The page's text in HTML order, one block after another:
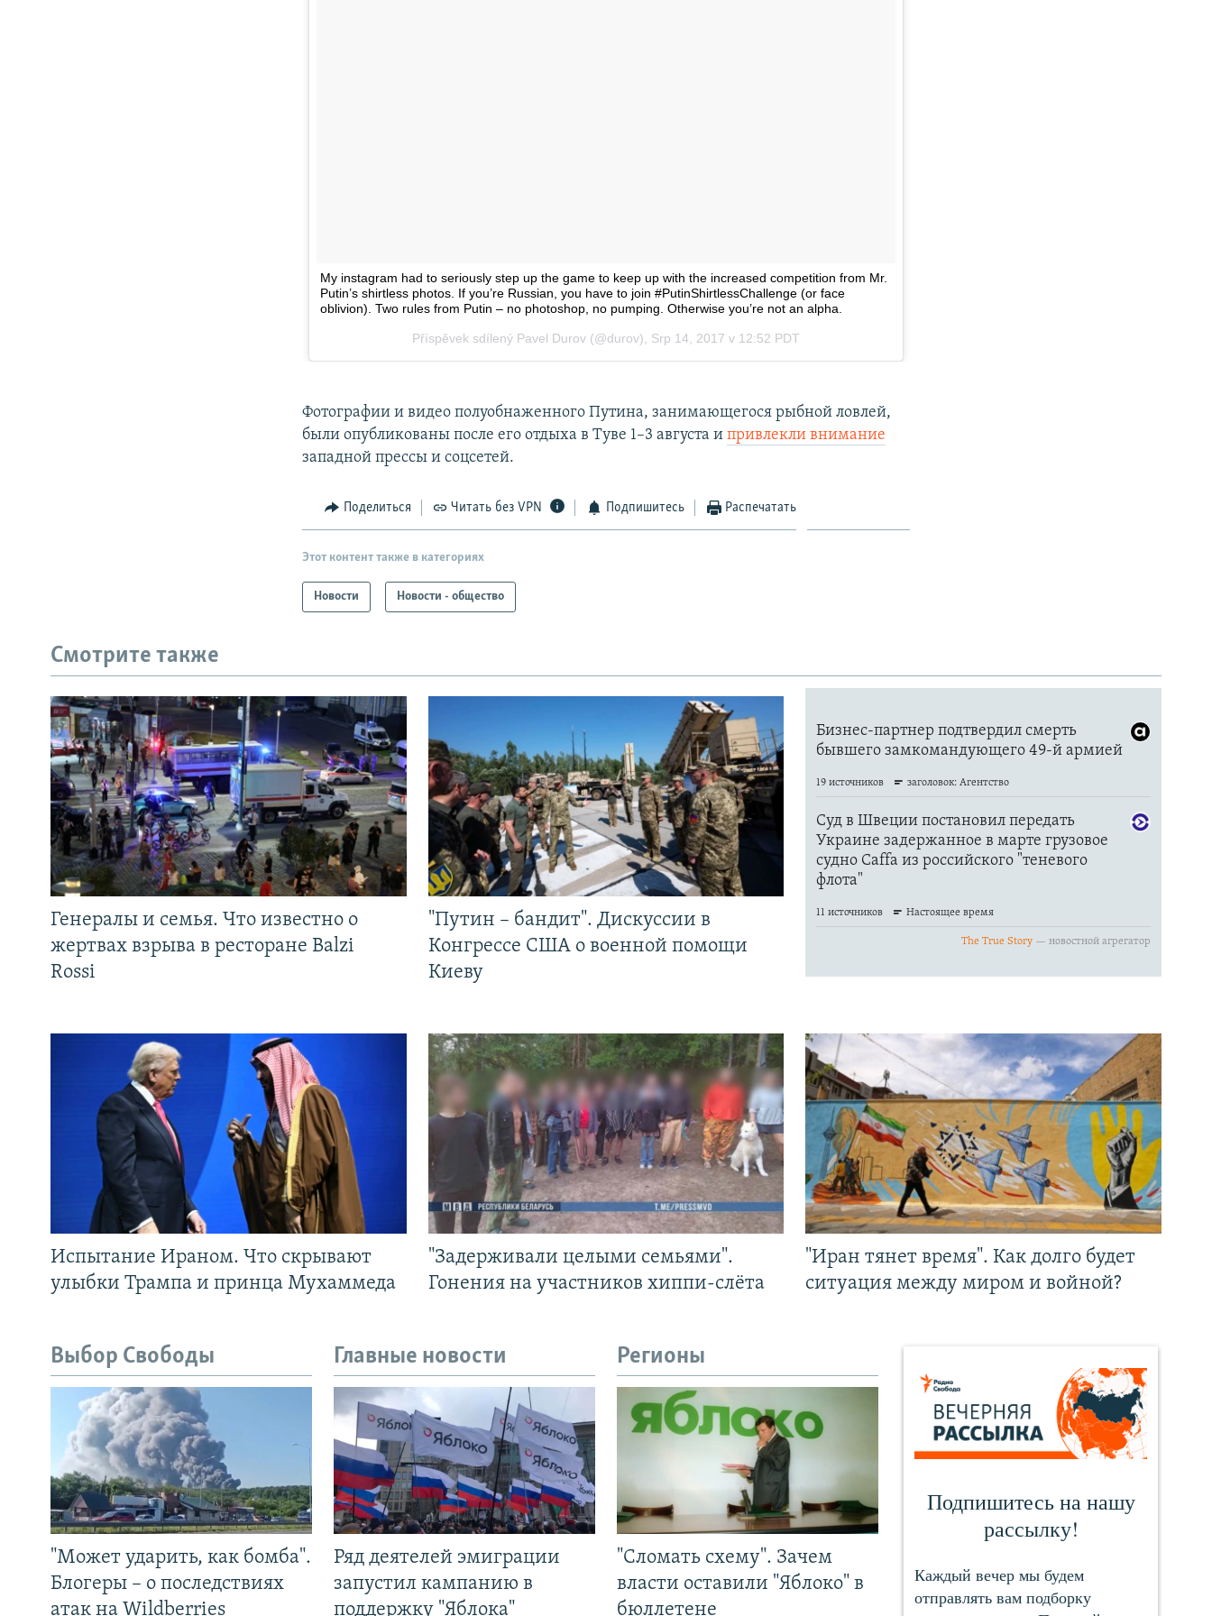
Фотографии и видео полуобнаженного Путина, занимающегося рыбной ловлей,
были опубликованы после его отдыха в Туве 1–3 августа ипривлекли внимание
западной прессы и соцсетей.
Поделиться Читать без VPN Подпишитесь Распечатать
Этот контент также в категориях
Новости Новости - общество
Смотрите также
Генералы и семья. Что известно о
жертвах взрыва в ресторане Balzi
Rossi
"Путин – бандит". Дискуссии в
Конгрессе США о военной помощи
Киеву
Испытание Ираном. Что скрывают
улыбки Трампа и принца Мухаммеда
"Задерживали целыми семьями".
Гонения на участников хиппи-слёта
"Иран тянет время". Как долго будет
ситуация между миром и войной?
Выбор Свободы
"Может ударить, как бомба".
Блогеры – о последствиях
атак на Wildberries
Главные новости
Ряд деятелей эмиграции
запустил кампанию в
поддержку "Яблока"
Регионы
"Сломать схему". Зачем
власти оставили "Яблоко" в
бюллетене